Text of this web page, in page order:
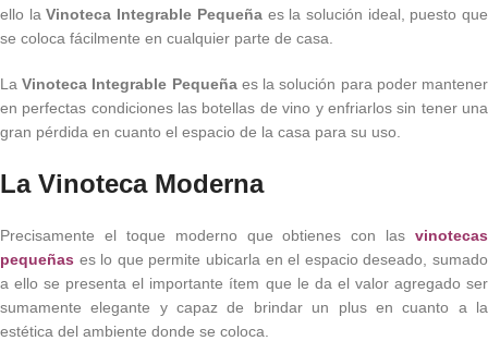
ello laVinoteca Integrable Pequeñaes la solución ideal, puesto que
se coloca fácilmente en cualquier parte de casa.
LaVinoteca Integrable Pequeñaes la solución para poder mantener
en perfectas condiciones las botellas de vino y enfriarlos sin tener una
gran pérdida en cuanto el espacio de la casa para su uso.
La Vinoteca Moderna
Precisamente el toque moderno que obtienes con las vinotecas
pequeñas es lo que permite ubicarla en el espacio deseado, sumado
a ello se presenta el importante ítem que le da el valor agregado ser
sumamente elegante y capaz de brindar un plus en cuanto a la
estética del ambiente donde se coloca.